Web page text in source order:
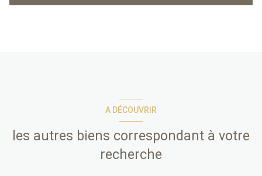
A DÉCOUVRIR
les autres biens correspondant à votre
recherche